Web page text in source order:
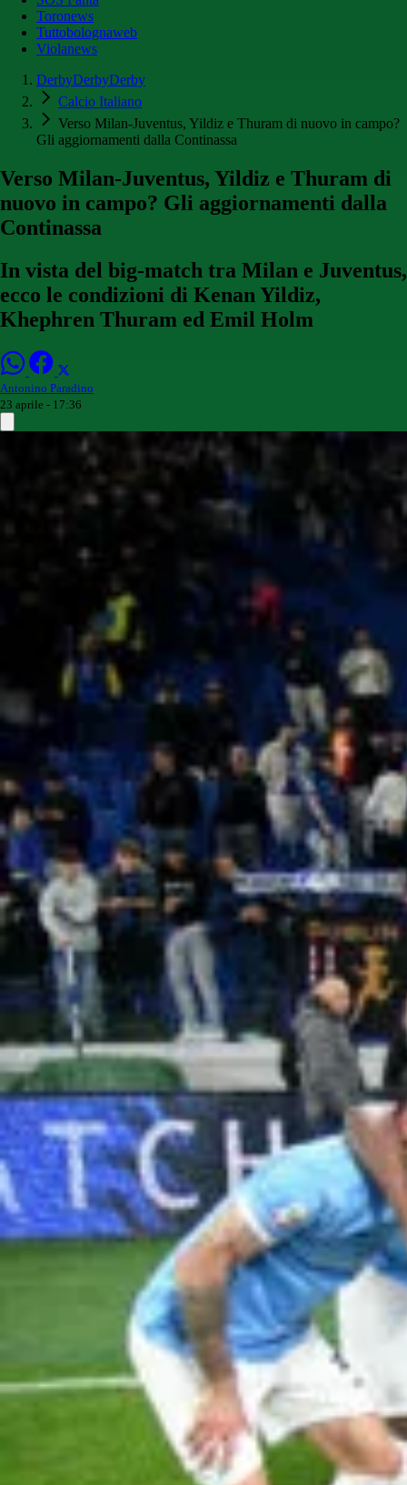
Toronews
Tuttobolognaweb
Violanews
DerbyDerbyDerby
Calcio Italiano
Verso Milan-Juventus, Yildiz e Thuram di nuovo in campo?
Gli aggiornamenti dalla Continassa
Verso Milan-Juventus, Yildiz e Thuram di
nuovo in campo? Gli aggiornamenti dalla
Continassa
In vista del big-match tra Milan e Juventus,
ecco le condizioni di Kenan Yildiz,
Khephren Thuram ed Emil Holm
Antonino Paradino
23 aprile - 17:36